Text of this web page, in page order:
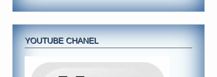
YOUTUBE CHANEL